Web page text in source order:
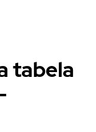
tabela